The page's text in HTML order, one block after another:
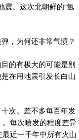
震。这次北朝鲜的“氢
，为何还非常气愤？
的有极大的可能是别
在用地震引发长白山
次。差不多每百年发
每次喷发的程度差异
近一千年中所有火山